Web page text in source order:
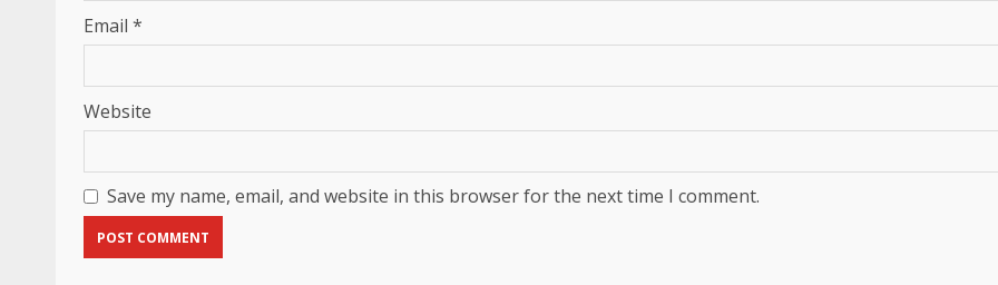
Email *
Website
Save my name, email, and website in this browser for the next time I comment.